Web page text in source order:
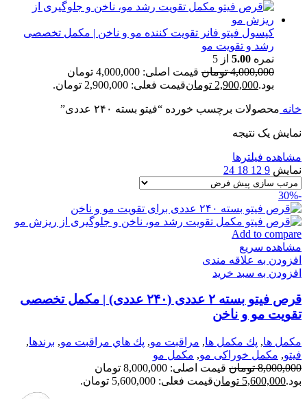
کپسول فیتو فانر تقویت کننده مو و ناخن | مکمل تخصصی
رشد و تقویت مو
نمره 5.00 از 5
4,000,000 تومان
قیمت اصلی: 4,000,000 تومان
بود.2,900,000 تومانقیمت فعلی: 2,900,000 تومان.
خانه محصولات برچسب خورده “فیتو بسته ۲۴۰ عددی”
نمایش یک نتیجه
مشاهده فیلترها
نمایش 9
12
18
24
-30%
Add to compare
مشاهده سریع
افزودن به علاقه مندی
افزودن به سبد خرید
قرص فیتو بسته ۲ عددی (۲۴۰ عددی) | مکمل تخصصی
تقویت مو و ناخن
مكمل ها, پك مكمل ها, مراقبت مو, پك هاي مراقبت مو, برندها,
فيتو, مكمل خوراكی مو, مکمل مو
8,000,000 تومان
قیمت اصلی: 8,000,000 تومان
بود.5,600,000 تومانقیمت فعلی: 5,600,000 تومان.